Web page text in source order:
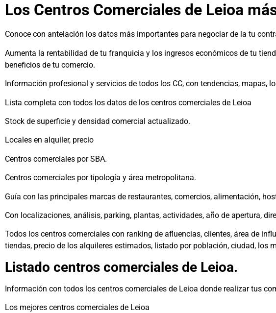
Los Centros Comerciales de Leioa
Conoce con antelación los datos más importantes para negociar de la tu
Aumenta la rentabilidad de tu franquicia y los ingresos económicos de tu
beneficios de tu comercio.
Información profesional y servicios de todos los CC, con tendencias, mapas,
Lista completa con todos los datos de los centros comerciales de Leioa
Stock de superficie y densidad comercial actualizado.
Locales en alquiler, precio
Centros comerciales por SBA.
Centros comerciales por tipología y área metropolitana.
Guía con las principales marcas de restaurantes, comercios, alimentación,
Con localizaciones, análisis, parking, plantas, actividades, año de apertura,
Todos los centros comerciales con ranking de afluencias, clientes, área de
tiendas, precio de los alquileres estimados, listado por población, ciudad, los
Listado centros comerciales de Leioa.
Información con todos los centros comerciales de Leioa donde realizar tus
Los mejores centros comerciales de Leioa